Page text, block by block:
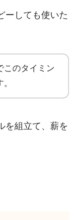
ーしても使いた
このタイミン
を組立て、薪を